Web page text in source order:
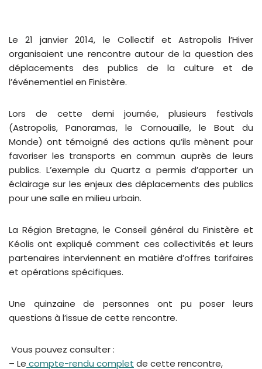
Le 21 janvier 2014, le Collectif et Astropolis l’Hiver
organisaient une rencontre autour de la question des
déplacements des publics de la culture et de
l’événementiel en Finistère.
Lors de cette demi journée, plusieurs festivals
(Astropolis, Panoramas, le Cornouaille, le Bout du
Monde) ont témoigné des actions qu’ils mènent pour
favoriser les transports en commun auprès de leurs
publics. L’exemple du Quartz a permis d’apporter un
éclairage sur les enjeux des déplacements des publics
pour une salle en milieu urbain.
La Région Bretagne, le Conseil général du Finistère et
Kéolis ont expliqué comment ces collectivités et leurs
partenaires interviennent en matière d’offres tarifaires
et opérations spécifiques.
Une quinzaine de personnes ont pu poser leurs
questions à l’issue de cette rencontre.
Vous pouvez consulter :
– Le compte-rendu complet de cette rencontre,